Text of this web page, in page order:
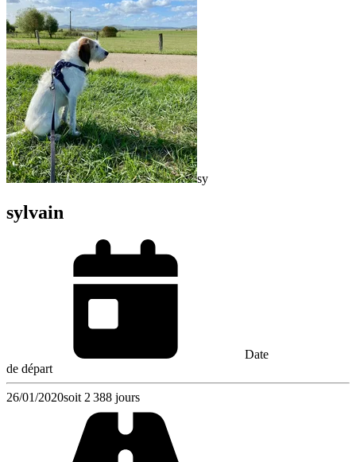
sy
sylvain
Date
de départ
26/01/2020soit 2 388 jours